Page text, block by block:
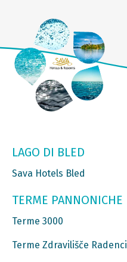
LAGO DI BLED
Sava Hotels Bled
TERME PANNONICHE
Terme 3000
Terme Zdravilišče Radenci